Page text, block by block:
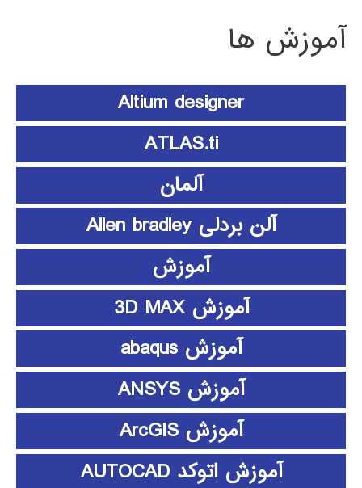
آموزش ها
Altium designer
ATLAS.ti
آلمان
آلن بردلی Allen bradley
آموزش
آموزش 3D MAX
آموزش abaqus
آموزش ANSYS
آموزش ArcGIS
آموزش اتوکد AUTOCAD